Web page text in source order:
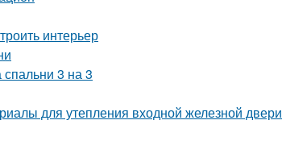
интерьер
3 на 3
для утепления входной железной двери